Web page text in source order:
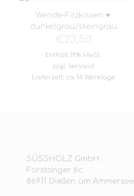
Wende-Filzkissen ♥
dunkelgrau/steingrau
€23,50
Enthält 19% MwSt.
zzgl.Versand
Lieferzeit: ca. 14 Werktage
SÜSSHOLZ GmbH
Forstanger 6c
86911 Dießen am Ammersee